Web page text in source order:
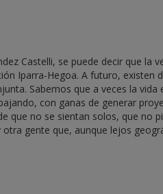
Castelli, se puede decir que la
Iparra-Hegoa. A futuro, existen
Sabemos que a veces la vida
con ganas de generar
que no se sientan solos, que no
gente que, aunque lejos